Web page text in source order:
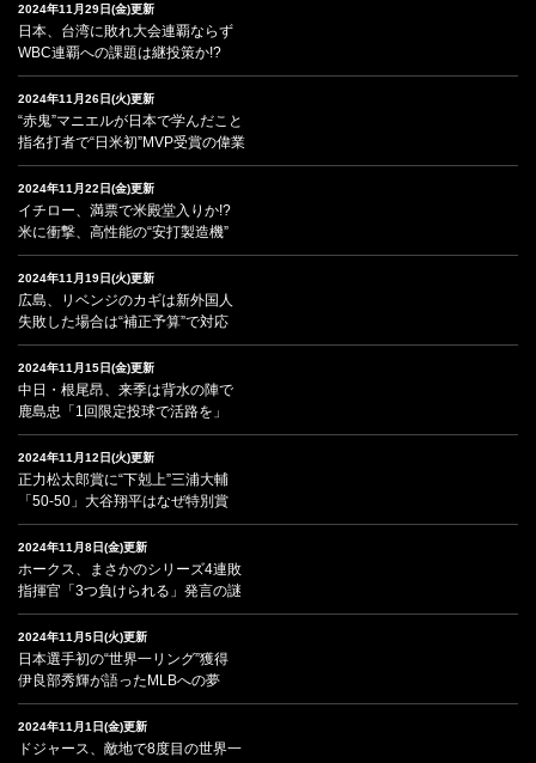
2024年11月29日(金)更新
日本、台湾に敗れ大会連覇ならず
WBC連覇への課題は継投策か!?
2024年11月26日(火)更新
“赤鬼”マニエルが日本で学んだこと
指名打者で“日米初”MVP受賞の偉業
2024年11月22日(金)更新
イチロー、満票で米殿堂入りか!?
米に衝撃、高性能の“安打製造機”
2024年11月19日(火)更新
広島、リベンジのカギは新外国人
失敗した場合は“補正予算”で対応
2024年11月15日(金)更新
中日・根尾昂、来季は背水の陣で
鹿島忠「1回限定投球で活路を」
2024年11月12日(火)更新
正力松太郎賞に“下剋上”三浦大輔
「50-50」大谷翔平はなぜ特別賞
2024年11月8日(金)更新
ホークス、まさかのシリーズ4連敗
指揮官「3つ負けられる」発言の謎
2024年11月5日(火)更新
日本選手初の“世界一リング”獲得
伊良部秀輝が語ったMLBへの夢
2024年11月1日(金)更新
ドジャース、敵地で8度目の世界一